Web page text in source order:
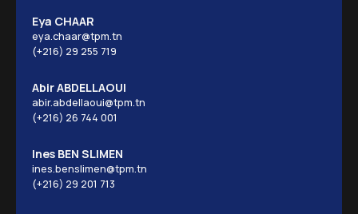
Eya CHAAR
eya.chaar@tpm.tn
(+216) 29 255 719
Abir ABDELLAOUI
abir.abdellaoui@tpm.tn
(+216) 26 744 001
Ines BEN SLIMEN
ines.benslimen@tpm.tn
(+216) 29 201 713